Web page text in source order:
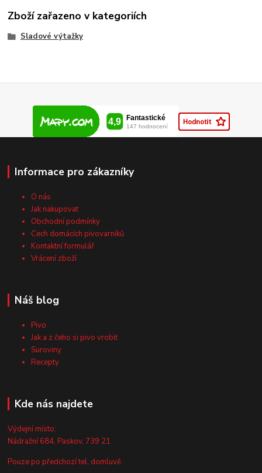
Zboží zařazeno v kategoriích
Sladové výtažky
Informace pro zákazníky
O nás
Jak nakupovat
Obchodní podmínky
Cech domácích pivovarníků
Kontaktní formulář
Vrácení zboží
Náš blog
Pivo
Jak a z čeho si pivo vrobit
Suroviny
Recepty
Kde nás najdete
Výdejní místo:
Nádražní 684, Paskov, 739 21
Pouze po předchozí tel. domluvě.